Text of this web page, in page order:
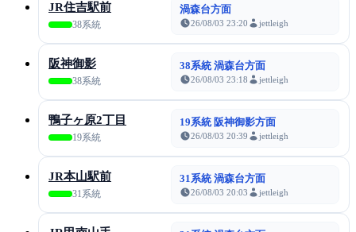
JR住吉駅前
38系統
渦森台方面
26/08/03 23:20 jettleigh
阪神御影
38系統
38系統 渦森台方面
26/08/03 23:18 jettleigh
鴨子ヶ原2丁目
19系統
19系統 阪神御影方面
26/08/03 20:39 jettleigh
JR本山駅前
31系統
31系統 渦森台方面
26/08/03 20:03 jettleigh